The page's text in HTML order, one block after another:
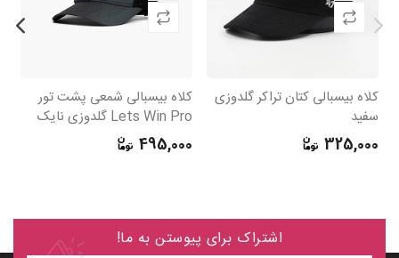
کلاه بیسبالی کتان تراکر گلدوزی
سفید
325,000
کلاه بیسبالی شمعی پشت تور
Lets Win Pro گلدوزی نایک
495,000
اشتراک برای پیوستن به ما!